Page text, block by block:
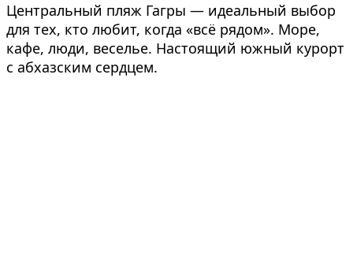
Центральный пляж Гагры — идеальный выбор
для тех, кто любит, когда «всё рядом». Море,
кафе, люди, веселье. Настоящий южный курорт
с абхазским сердцем.